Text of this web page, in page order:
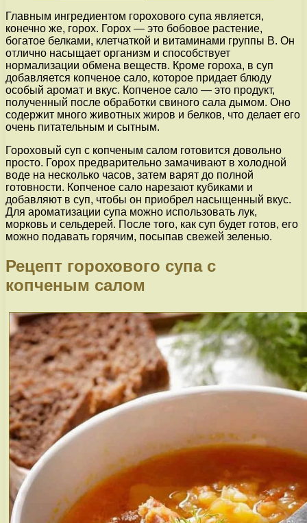
Главным ингредиентом горохового супа является,
конечно же, горох. Горох — это бобовое растение,
богатое белками, клетчаткой и витаминами группы В. Он
отлично насыщает организм и способствует
нормализации обмена веществ. Кроме гороха, в суп
добавляется копченое сало, которое придает блюду
особый аромат и вкус. Копченое сало — это продукт,
полученный после обработки свиного сала дымом. Оно
содержит много животных жиров и белков, что делает его
очень питательным и сытным.
Гороховый суп с копченым салом готовится довольно
просто. Горох предварительно замачивают в холодной
воде на несколько часов, затем варят до полной
готовности. Копченое сало нарезают кубиками и
добавляют в суп, чтобы он приобрел насыщенный вкус.
Для ароматизации супа можно использовать лук,
морковь и сельдерей. После того, как суп будет готов, его
можно подавать горячим, посыпав свежей зеленью.
Рецепт горохового супа с
копченым салом